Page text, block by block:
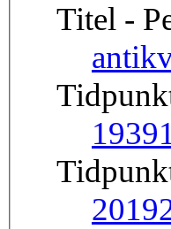
Titel -
1939
2019